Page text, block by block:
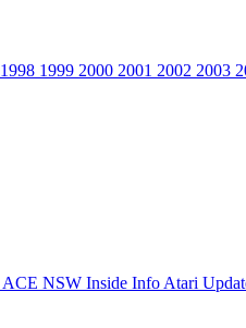
1998 1999 2000 2001 2002 2003
ACE NSW Inside Info Atari